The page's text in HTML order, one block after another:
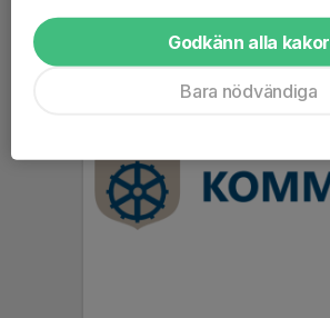
Godkänn alla kakor
Bara nödvändiga